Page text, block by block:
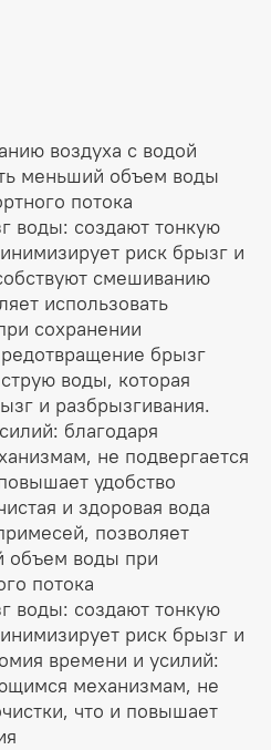
воздуха с водой
меньший объем воды
потока
воды: создают тонкую
риск брызг и
смешиванию
использовать
сохранении
брызг
воды, которая
и разбрызгивания.
благодаря
не подвергается
удобство
и здоровая вода
позволяет
объем воды при
потока
воды: создают тонкую
риск брызг и
времени и усилий:
механизмам, не
что и повышает